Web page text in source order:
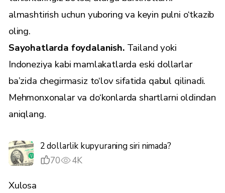
almashtirish uchun yuboring va keyin pulni o‘tkazib
oling.
Sayohatlarda foydalanish. Tailand yoki
Indoneziya kabi mamlakatlarda eski dollarlar
ba’zida chegirmasiz to‘lov sifatida qabul qilinadi.
Mehmonxonalar va do‘konlarda shartlarni oldindan
aniqlang.
2 dollarlik kupyuraning siri nimada?
70
4K
Xulosa